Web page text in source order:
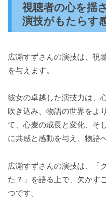
視聴者の心を揺
演技がもたらす
広瀬すずさんの演技は、視
を与えます。
彼女の卓越した演技力は、
吹き込み、物語の世界をよ
て、心麦の成長と変化、そ
に共感と感動を与え、物語
広瀬すずさんの演技は、「
た？」を語る上で、欠かす
つです。